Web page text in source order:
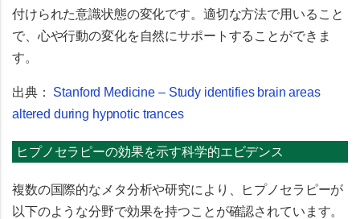
付けられた意識状態の変化です。適切な方法で用いること
で、心や行動の変化を自然にサポートすることができま
す。
出典： Stanford Medicine – Study identifies brain areas
altered during hypnotic trances
ヒプノセラピーの効果を示す科学的エビデンス
複数の国際的なメタ分析や研究により、ヒプノセラピーが
以下のような分野で効果を持つことが確認されています。